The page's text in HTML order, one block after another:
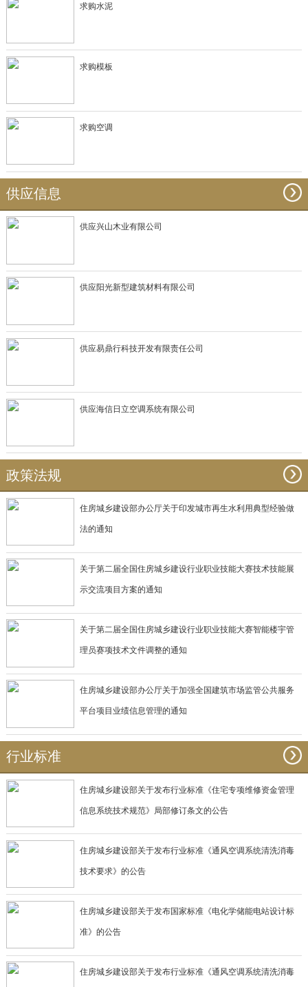
求购水泥
求购模板
求购空调
供应信息
供应兴山木业有限公司
供应阳光新型建筑材料有限公司
供应易鼎行科技开发有限责任公司
供应海信日立空调系统有限公司
政策法规
住房城乡建设部办公厅关于印发城市再生水利用典型经验做
法的通知
关于第二届全国住房城乡建设行业职业技能大赛技术技能展
示交流项目方案的通知
关于第二届全国住房城乡建设行业职业技能大赛智能楼宇管
理员赛项技术文件调整的通知
住房城乡建设部办公厅关于加强全国建筑市场监管公共服务
平台项目业绩信息管理的通知
行业标准
住房城乡建设部关于发布行业标准《住宅专项维修资金管理
信息系统技术规范》局部修订条文的公告
住房城乡建设部关于发布行业标准《通风空调系统清洗消毒
技术要求》的公告
住房城乡建设部关于发布国家标准《电化学储能电站设计标
准》的公告
住房城乡建设部关于发布行业标准《通风空调系统清洗消毒